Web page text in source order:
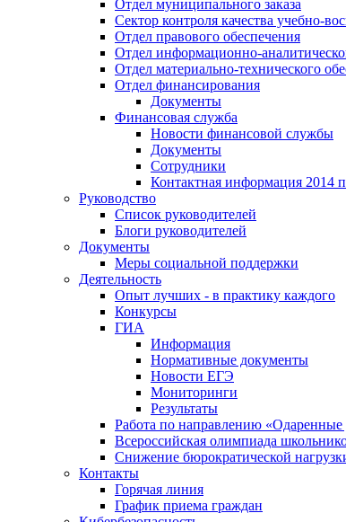
Отдел муниципального заказа
Сектор контроля качества учебно-
Отдел правового обеспечения
Отдел информационно-
Отдел материально-технического
Отдел финансирования
Документы
Финансовая служба
Новости финансовой службы
Документы
Сотрудники
Контактная информация 2014
Руководство
Список руководителей
Блоги руководителей
Документы
Меры социальной поддержки
Деятельность
Опыт лучших - в практику каждого
Конкурсы
ГИА
Информация
Нормативные документы
Новости ЕГЭ
Мониторинги
Результаты
Работа по направлению «Одаренные
Всероссийская олимпиада
Снижение бюрократической
Контакты
Горячая линия
График приема граждан